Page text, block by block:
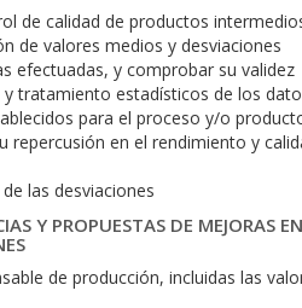
de calidad de productos
de valores medios y desviaciones
efectuadas, y comprobar su validez
tratamiento estadísticos de los
para el proceso y/o
repercusión en el rendimiento y
las desviaciones
Y PROPUESTAS DE MEJORAS
de producción, incluidas las